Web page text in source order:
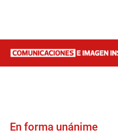
En forma unánime